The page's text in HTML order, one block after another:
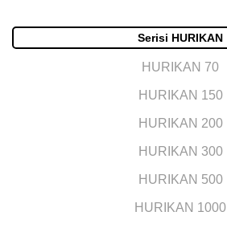
Serisi HURIKAN
HURIKAN 70
HURIKAN 150
HURIKAN 200
HURIKAN 300
HURIKAN 500
HURIKAN 1000